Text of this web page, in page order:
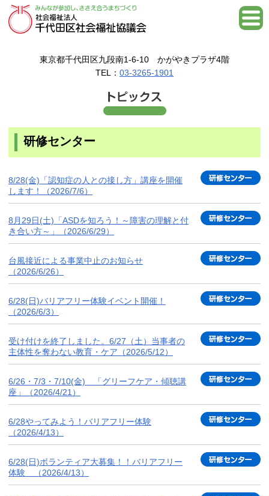
東京都千代田区九段南1-6-10 かがやきプラザ4階
TEL： 03-3265-1901
研修センター
8/28(金)「認知症の人との接し方」講座を開催
します！（2026/7/6）
8月29日(土)「ASDを知ろう！～障害の理解と付
き合い方～」（2026/6/29）
台風接近による事業中止のお知らせ
（2026/6/26）
6/28(日)バリアフリー体験イベント開催！
（2026/6/3）
受け付けを終了しました。6/27（土）当事者の
主体性を奪わない教育・ケア（2026/5/12）
6/26・7/3・7/10(金) 「グリーフケア・傾聴講
座」（2026/4/21）
6/28やってみよう！バリアフリー体験
（2026/4/13）
6/28(日)ボランティア大募集！！バリアフリー
体験 （2026/4/13）